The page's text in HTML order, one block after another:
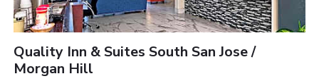
Quality Inn & Suites South San Jose /
Morgan Hill